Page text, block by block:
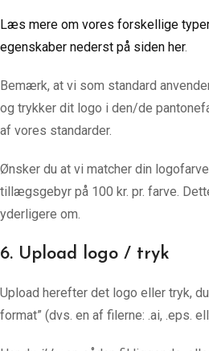
Læs mere om vores forskellige
egenskaber nederst på siden her.
Bemærk, at vi som standard
og trykker dit logo i den/de
af vores standarder.
Ønsker du at vi matcher din
tillægsgebyr på 100 kr. pr. farve.
yderligere om.
6. Upload logo / tryk
Upload herefter det logo eller tryk,
format” (dvs. en af filerne: .ai, .eps.